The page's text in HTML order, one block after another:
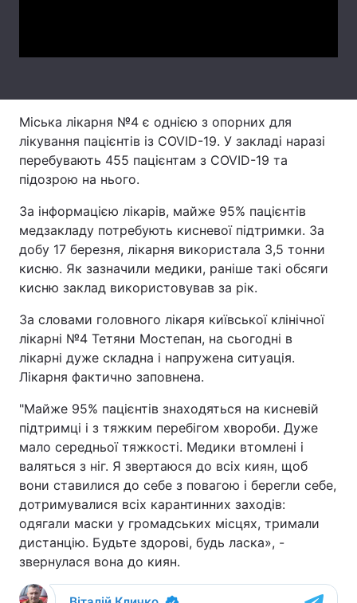
Тема оформлення
Міська лікарня №4 є однією з опорних для
лікування пацієнтів із COVID-19. У закладі наразі
перебувають 455 пацієнтам з COVID-19 та
підозрою на нього.
За інформацією лікарів, майже 95% пацієнтів
медзакладу потребують кисневої підтримки. За
добу 17 березня, лікарня використала 3,5 тонни
кисню. Як зазначили медики, раніше такі обсяги
кисню заклад використовував за рік.
За словами головного лікаря київської клінічної
лікарні №4 Тетяни Мостепан, на сьогодні в
лікарні дуже складна і напружена ситуація.
Лікарня фактично заповнена.
"Майже 95% пацієнтів знаходяться на кисневій
підтримці і з тяжким перебігом хвороби. Дуже
мало середньої тяжкості. Медики втомлені і
валяться з ніг. Я звертаюся до всіх киян, щоб
вони ставилися до себе з повагою і берегли себе,
дотримувалися всіх карантинних заходів:
одягали маски у громадських місцях, тримали
дистанцію. Будьте здорові, будь ласка», -
звернулася вона до киян.